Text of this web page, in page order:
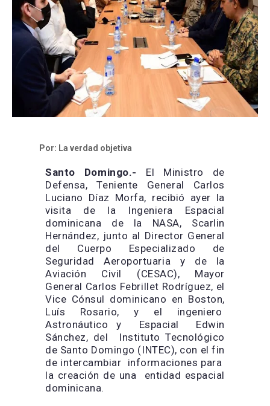
Por: La verdad objetiva
Santo Domingo.- El Ministro de
Defensa, Teniente General Carlos
Luciano Díaz Morfa, recibió ayer la
visita de la Ingeniera Espacial
dominicana de la NASA, Scarlin
Hernández, junto al Director General
del Cuerpo Especializado de
Seguridad Aeroportuaria y de la
Aviación Civil (CESAC), Mayor
General Carlos Febrillet Rodríguez, el
Vice Cónsul dominicano en Boston,
Luís Rosario, y el ingeniero
Astronáutico y Espacial Edwin
Sánchez, del Instituto Tecnológico
de Santo Domingo (INTEC), con el fin
de intercambiar informaciones para
la creación de una entidad espacial
dominicana.